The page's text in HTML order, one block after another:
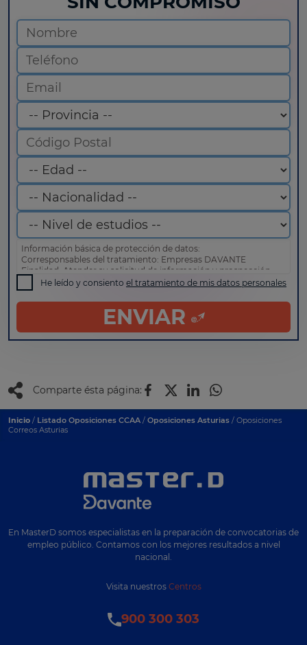
Información básica de protección de datos:
Corresponsables del tratamiento: Empresas DAVANTE
Finalidad: Atender su solicitud de información y prospección
comercial
Derechos: Puede acceder, rectificar y suprimir sus datos, así
como otros derechos tal y como se explica en nuestrapolítica
He leído y consiento el tratamiento de mis datos personales
ENVIAR
Comparte ésta página:
Inicio / Listado Oposiciones CCAA / Oposiciones Asturias / Oposiciones
Correos Asturias
En MasterD somos especialistas en la preparación de convocatorias de
empleo público. Contamos con los mejores resultados a nivel
nacional.
Visita nuestros Centros
900 300 303